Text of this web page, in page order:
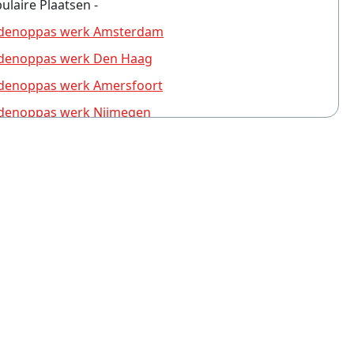
Plaatsen -
werk Amsterdam
werk Den Haag
werk Amersfoort
werk Nijmegen